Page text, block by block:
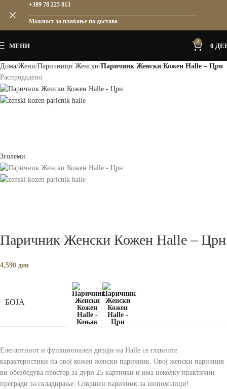
МЕНИ
0
0
Дома Жени Паричници Женски Паричник Женски Кожен Halle – Црн
Распродадено
Зголеми
Паричник Женски Кожен Halle – Црн
4,590 ден
БОЈА
Елегантниот и функционален дизајн на Halle се главните
карактеристики на овој кожен женски паричник. Овој женски паричник
ви обезбедува простор за дури 25 картички и има неколку практични
прегради за складирање. Совршен паричник за шопохолици!
+389 78 225 813
Можност за плаќање по достава